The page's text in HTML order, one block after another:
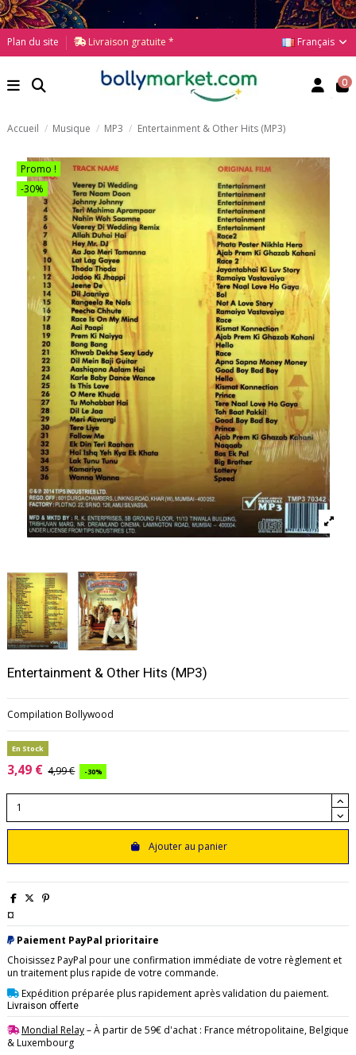
Plan du site Livraison gratuite * Français
0
Accueil Musique MP3 Entertainment & Other Hits (MP3)
Promo !
-30%
Entertainment & Other Hits (MP3)
Compilation Bollywood
En Stock
3,49 € 4,99 € -30%
Ajouter au panier
¤
Paiement PayPal prioritaire
Choisissez PayPal pour une confirmation immédiate de votre règlement et
un traitement plus rapide de votre commande.
Expédition préparée plus rapidement après validation du paiement.
Livraison offerte
Mondial Relay– À partir de 59€ d'achat : France métropolitaine, Belgique
& Luxembourg